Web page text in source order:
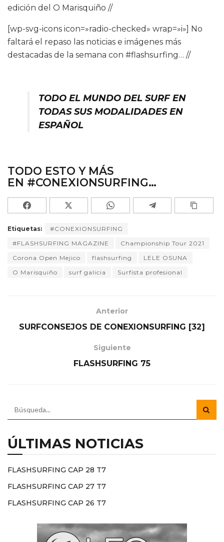
edición del O Marisquiño //
[wp-svg-icons icon=»radio-checked» wrap=»i»] No
faltará el repaso las noticias e imágenes más
destacadas de la semana con #flashsurfing… //
TODO EL MUNDO DEL SURF EN
TODAS SUS MODALIDADES EN
ESPAÑOL
TODO ESTO Y MÁS
EN #CONEXIONSURFING…
Etiquetas:
#CONEXIONSURFING
#FLASHSURFING MAGAZINE
Championship Tour 2021
Corona Open Mejico
flashsurfing
LELE OSUNA
O Marisquiño
surf galicia Surfista profesional
Anterior
SURFCONSEJOS DE CONEXIONSURFING [32]
Siguiente
FLASHSURFING 75
ÚLTIMAS NOTICIAS
FLASHSURFING CAP 28 T7
FLASHSURFING CAP 27 T7
FLASHSURFING CAP 26 T7